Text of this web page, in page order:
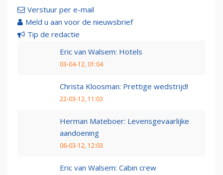
Verstuur per e-mail
Meld u aan voor de nieuwsbrief
Tip de redactie
Eric van Walsem: Hotels
03-04-12, 01:04
Christa Kloosman: Prettige wedstrijd!
22-03-12, 11:03
Herman Mateboer: Levensgevaarlijke
aandoening
06-03-12, 12:03
Eric van Walsem: Cabin crew